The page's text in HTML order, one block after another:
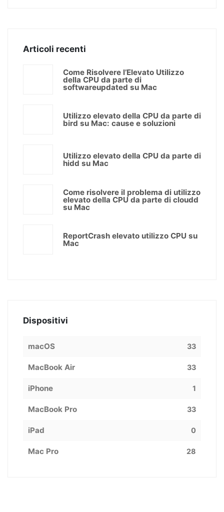
Articoli recenti
Come Risolvere l’Elevato Utilizzo
della CPU da parte di
softwareupdated su Mac
Utilizzo elevato della CPU da parte di
bird su Mac: cause e soluzioni
Utilizzo elevato della CPU da parte di
hidd su Mac
Come risolvere il problema di utilizzo
elevato della CPU da parte di cloudd
su Mac
ReportCrash elevato utilizzo CPU su
Mac
Dispositivi
macOS 33
MacBook Air 33
iPhone 1
MacBook Pro 33
iPad 0
Mac Pro 28